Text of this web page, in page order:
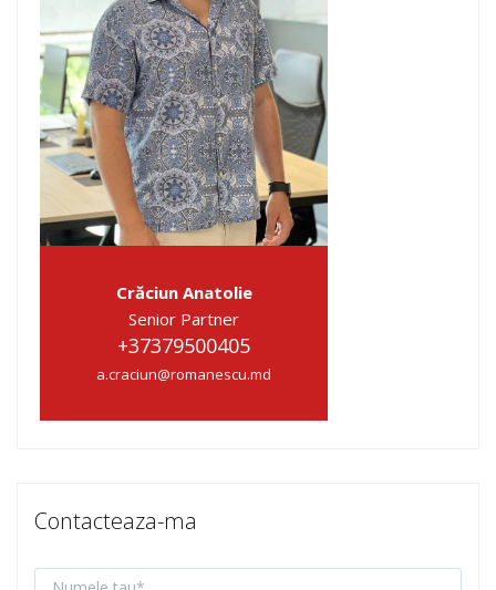
Crăciun Anatolie
Senior Partner
+37379500405
a.craciun@romanescu.md
Contacteaza-ma